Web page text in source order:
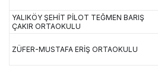
YALIKÖY ŞEHİT PİLOT TEĞMEN BARIŞ
ÇAKIR ORTAOKULU
ZÜFER-MUSTAFA ERİŞ ORTAOKULU